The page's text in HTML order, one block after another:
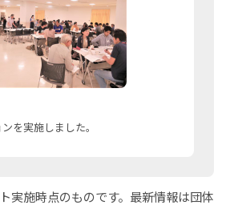
を実施しました。
実施時点のものです。最新情報は団体